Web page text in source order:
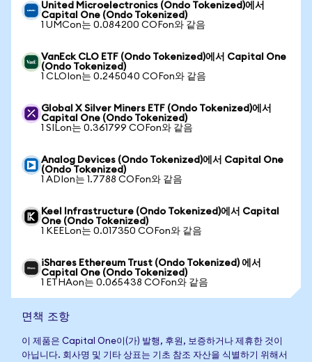
United Microelectronics (Ondo Tokenized)에서
Capital One (Ondo Tokenized)
1 UMCon는 0.084200 COFon와 같음
VanEck CLO ETF (Ondo Tokenized)에서 Capital One
(Ondo Tokenized)
1 CLOIon는 0.245040 COFon와 같음
Global X Silver Miners ETF (Ondo Tokenized)에서
Capital One (Ondo Tokenized)
1 SILon는 0.361799 COFon와 같음
Analog Devices (Ondo Tokenized)에서 Capital One
(Ondo Tokenized)
1 ADIon는 1.7788 COFon와 같음
Keel Infrastructure (Ondo Tokenized)에서 Capital
One (Ondo Tokenized)
1 KEELon는 0.017350 COFon와 같음
iShares Ethereum Trust (Ondo Tokenized) 에서
Capital One (Ondo Tokenized)
1 ETHAon는 0.065438 COFon와 같음
면책 조항
이 제품은 Capital One이(가) 발행, 후원, 보증하거나 제휴한 것이
아닙니다. 회사명 및 기타 상표는 기초 참조 자산을 식별하기 위해서